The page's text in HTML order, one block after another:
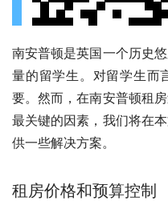
南安普顿是英国一个历史
量的留学生。对留学生而
要。然而，在南安普顿租
最关键的因素，我们将在
供一些解决方案。
租房价格和预算控制